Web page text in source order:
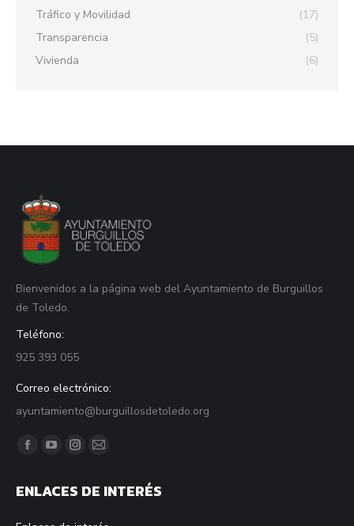
Tráfico y Movilidad
(17)
Transparencia
(5)
Vivienda
(6)
Bienvenidos a la página web del Ayuntamiento de Burguillos
de Toledo.
Teléfono:
925 393 055
Correo electrónico:
ayuntamiento@burguillosdetoledo.org
Find us on:
Facebook
opens
YouTube
opens
Instagram
opens
Mail
opens
ENLACES DE INTERÉS